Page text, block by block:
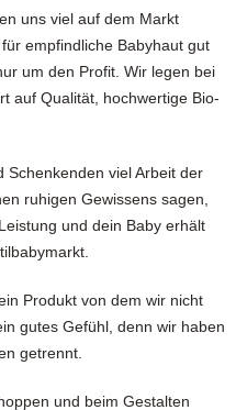
uns viel auf dem Markt
empfindliche Babyhaut gut
um den Profit. Wir legen bei
auf Qualität, hochwertige Bio-
Schenkenden viel Arbeit der
ruhigen Gewissens sagen,
und dein Baby erhält
Produkt von dem wir nicht
gutes Gefühl, denn wir haben
getrennt.
und beim Gestalten